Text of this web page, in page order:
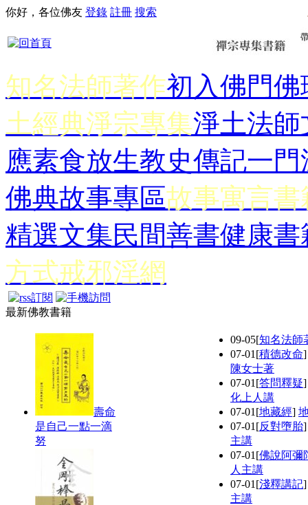
你好，各位佛友 登錄 註冊 搜索
知名法師著作初入佛門佛
土經典淨宗專集淨土法師
應素食放生教史傳記一門
佛典故事專區故事寓言書
精選文集民間善書健康書
方式戒邪淫網
最新佛教書籍
壽命
是自己一點一滴
努
09-05[知名法師
07-01 [積德改命
陳女士著
07-01 [答問釋疑
化上人講
07-01 [地藏經]
07-01 [反對墮胎
主講
07-01 [佛說阿彌
人主講
07-01 [淺釋講記
主講